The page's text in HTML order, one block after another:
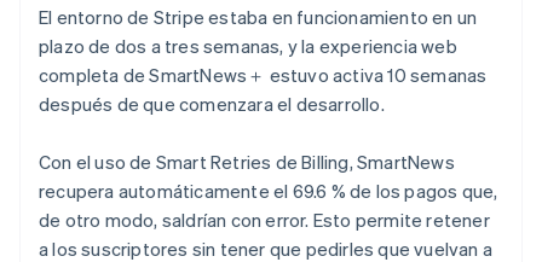
El entorno de Stripe estaba en funcionamiento en un
plazo de dos a tres semanas, y la experiencia web
completa de SmartNews＋ estuvo activa 10 semanas
después de que comenzara el desarrollo.
Con el uso de Smart Retries de Billing, SmartNews
recupera automáticamente el 69.6 % de los pagos que,
de otro modo, saldrían con error. Esto permite retener
a los suscriptores sin tener que pedirles que vuelvan a